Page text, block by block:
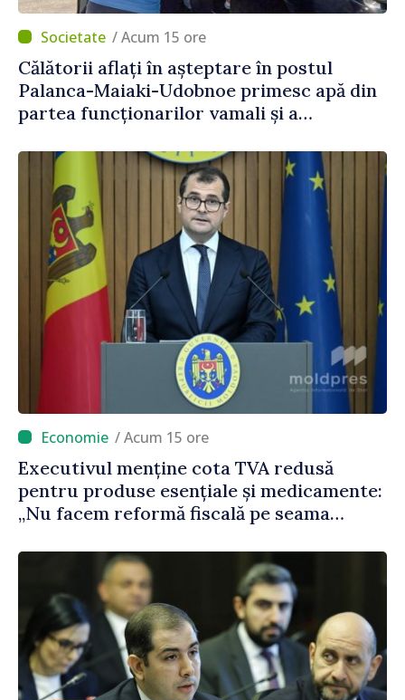
/ Acum 15 ore
Călătorii aflați în așteptare în postul
Palanca-Maiaki-Udobnoe primesc apă din
partea funcționarilor vamali și a
/ Acum 15 ore
Executivul menține cota TVA redusă
pentru produse esențiale și medicamente:
„Nu facem reformă fiscală pe seama